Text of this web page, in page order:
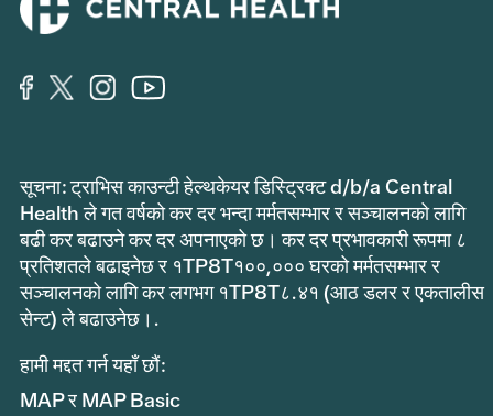
सूचना: ट्राभिस काउन्टी हेल्थकेयर डिस्ट्रिक्ट d/b/a Central
Health ले गत वर्षको कर दर भन्दा मर्मतसम्भार र सञ्चालनको लागि
बढी कर बढाउने कर दर अपनाएको छ। कर दर प्रभावकारी रूपमा ८
प्रतिशतले बढाइनेछ र १TP8T१००,००० घरको मर्मतसम्भार र
सञ्चालनको लागि कर लगभग १TP8T८.४१ (आठ डलर र एकतालीस
सेन्ट) ले बढाउनेछ।.
हामी मद्दत गर्न यहाँ छौं:
MAP र MAP Basic